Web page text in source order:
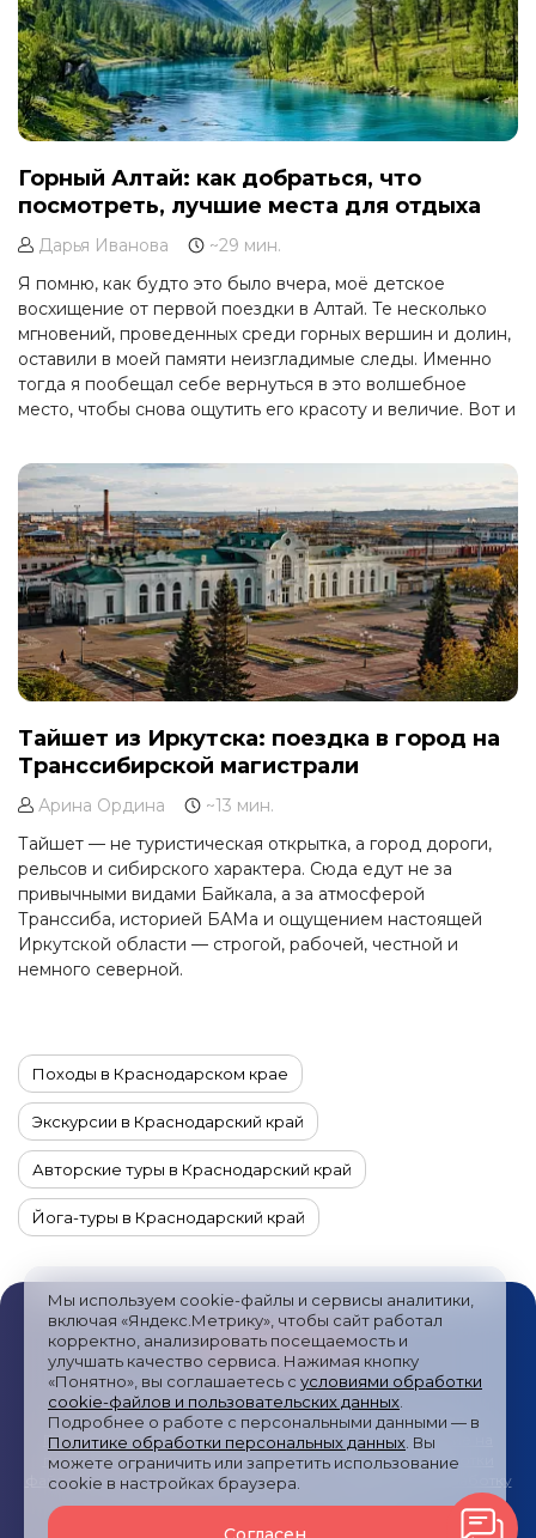
Мы используем cookie-файлы и сервисы аналитики,
включая «Яндекс.Метрику», чтобы сайт работал
корректно, анализировать посещаемость и
улучшать качество сервиса. Нажимая кнопку
«Понятно», вы соглашаетесь с условиями обработки
cookie-файлов и пользовательских данных
Подробнее о работе с персональными данными — в
Политике обработки персональных данных . Вы
можете ограничить или запретить использование
cookie в настройках браузера.
Горный Алтай: как добраться, что
посмотреть, лучшие места для отдыха
Дарья Иванова
~29 мин.
Я помню, как будто это было вчера, моё детское
восхищение от первой поездки в Алтай. Те несколько
мгновений, проведенных среди горных вершин и долин,
оставили в моей памяти неизгладимые следы. Именно
тогда я пообещал себе вернуться в это волшебное
место, чтобы снова ощутить его красоту и величие. Вот и
отправиться в горы Алтая, чтобы пережить те же
непередаваемые эмоции и открыть для себя что-то
новое в этом уголке природного рая.
Тайшет из Иркутска: поездка в город на
Транссибирской магистрали
Арина Ордина
~13 мин.
Тайшет — не туристическая открытка, а город дороги,
рельсов и сибирского характера. Сюда едут не за
привычными видами Байкала, а за атмосферой
Транссиба, историей БАМа и ощущением настоящей
Иркутской области — строгой, рабочей, честной и
немного северной.
Походы в Краснодарском крае
Экскурсии в Краснодарский край
Авторские туры в Краснодарский край
Йога-туры в Краснодарский край
Гастрономические туры в Краснодарский край
Комбинированные туры в Краснодарский край
Новогодние туры в Краснодарский край
Туры в Краснодарский край на 10 или 14 дней
Туры в горы в Краснодарском крае
Публичная оферта/Пользовательское соглашение/
Политика обработки персональных данных/Согласие на
получение рекламных сообщений/ Политика обработки
файлов cookies и метрических систем
Согласие на обработку